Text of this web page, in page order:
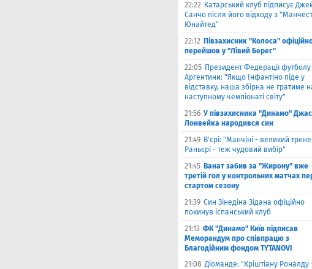
22:22 Катарський клуб підписує
Санчо після його відходу з
Юнайтед"
22:12 Півзахисник "Колоса"
перейшов у "Лівий Берег"
22:05 Президент Федерації футболу
Аргентини: "Якщо Інфантіно піде у
відставку, наша збірна не гратиме
наступному чемпіонаті світу"
21:56 У півзахисника "Динамо"
Лонвейка народився син
21:49 В'єрі: "Манчіні - великий
Раньєрі - теж чудовий вибір"
21:45 Ванат забив за "Жирону" вже
третій гол у контрольних матчах
стартом сезону
21:39 Син Зінедіна Зідана офіційно
покинув іспанський клуб
21:13 ФК "Динамо" Київ підписав
Меморандум про співпрацю з
Благодійним фондом TYTANOVI
21:08 Діоманде: "Кріштіану Роналду